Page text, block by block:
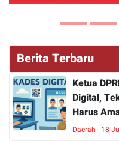
Berita Terbaru
Ketua
Digital,
Harus
Daerah - 18